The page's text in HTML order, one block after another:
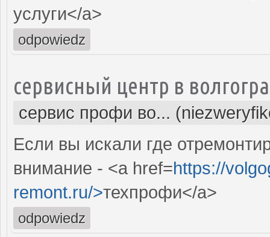
услуги</a>
odpowiedz
сервисный центр в
сервис профи во...
Если вы искали где
внимание - <a href=https://
remont.ru/>техпрофи</a>
odpowiedz